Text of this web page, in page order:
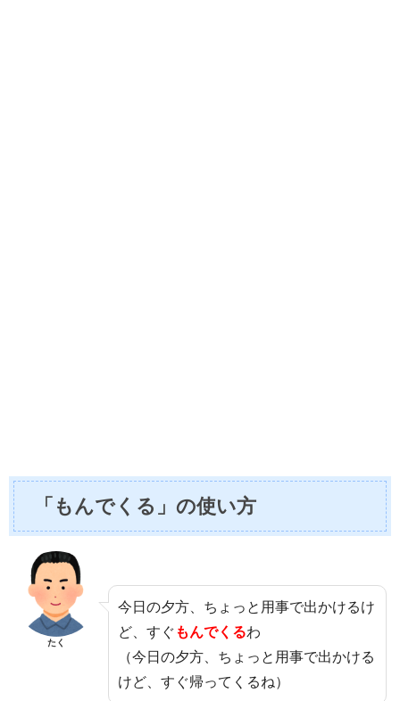
「もんでくる」の使い方
たく
今日の夕方、ちょっと用事で出かけるけ
ど、すぐ もんでくるわ
（今日の夕方、ちょっと用事で出かける
けど、すぐ帰ってくるね）